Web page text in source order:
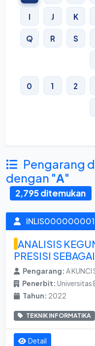
I J K
Q R S
0 1 2
Pengarang
dengan "A"
2,795 ditemukan
ANALISIS
PRESISI
Pengarang: A KUNCI
Penerbit: Universitas
Tahun: 2022
TEKNIK INFORMATIKA
Detail